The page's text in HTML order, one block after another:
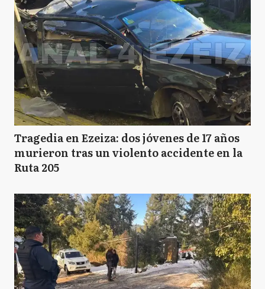
Tragedia en Ezeiza: dos jóvenes de 17 años
murieron tras un violento accidente en la
Ruta 205